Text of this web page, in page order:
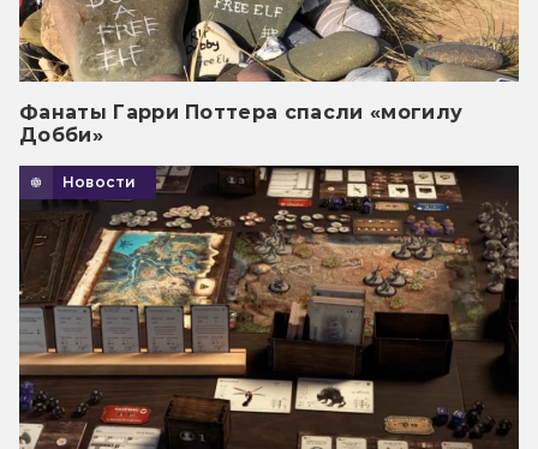
Фанаты Гарри Поттера спасли «могилу
Добби»
Новости